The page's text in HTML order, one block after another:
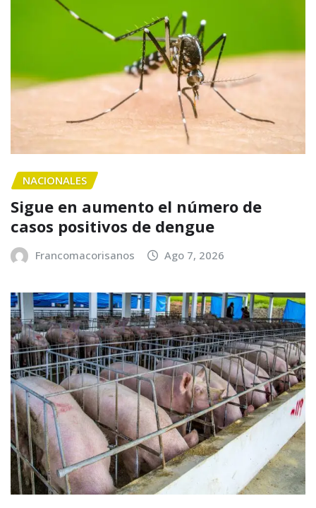
NACIONALES
Sigue en aumento el número de
casos positivos de dengue
Francomacorisanos Ago 7, 2026